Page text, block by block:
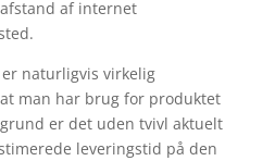
af internet
naturligvis virkelig
man har brug for produktet
er det uden tvivl aktuelt
leveringstid på den